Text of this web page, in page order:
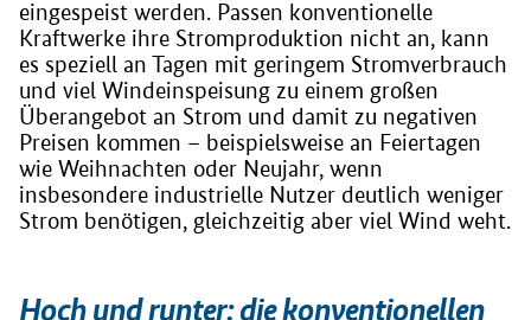
eingespeist werden. Passen konventionelle
Kraftwerke ihre Stromproduktion nicht an, kann
es speziell an Tagen mit geringem Stromverbrauch
und viel Windeinspeisung zu einem großen
Überangebot an Strom und damit zu negativen
Preisen kommen – beispielsweise an Feiertagen
wie Weihnachten oder Neujahr, wenn
insbesondere industrielle Nutzer deutlich weniger
Strom benötigen, gleichzeitig aber viel Wind weht.
Hoch und runter: die konventionellen